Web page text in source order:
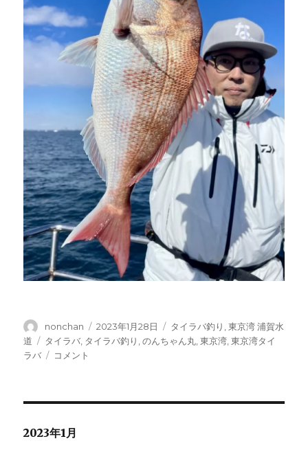
投
稿
者
nonchan
投
稿
2023年1月28日
カ
テ
タイラバ釣り ,東京湾 浦賀水
道
タ
グ
タイラバ, タイラバ釣り ,のんちゃん丸,東京湾,東京湾タイ
ラバ
タ
2023.1.28
に
コメント
2023年1月